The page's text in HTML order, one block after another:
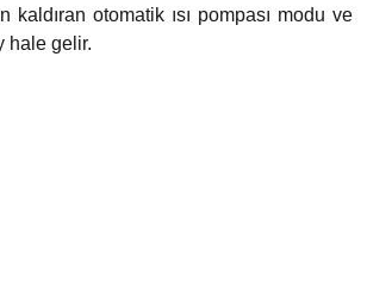
otomatik ısı pompası modu ve
hale gelir.